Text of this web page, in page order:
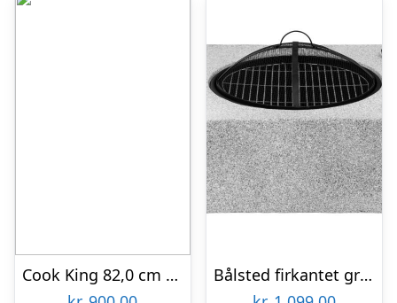
Cook King 82,0 cm Låg til Bålsted
Bålsted firkantet grå 60x60x26cm